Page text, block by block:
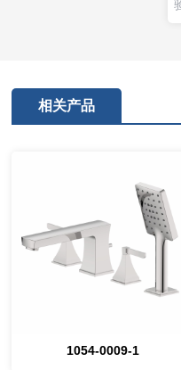
相关产品
1054-0009-1